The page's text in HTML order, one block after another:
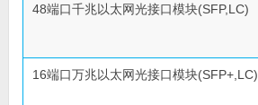
48端口千兆以太网光接口模块(SFP,LC)
16端口万兆以太网光接口模块(SFP+,LC)